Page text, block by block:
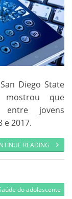
Diego State
mostrou que
entre jovens
e 2017.
READING
do adolescente